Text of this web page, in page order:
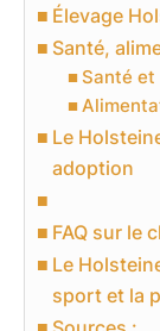
Élevage
Santé,
Santé et
Le
adoption
FAQ sur le
Le
sport et la